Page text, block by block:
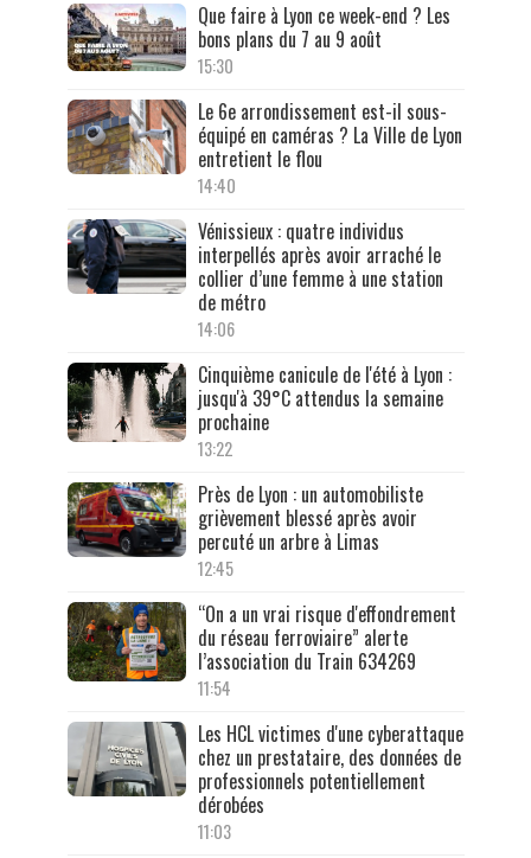
Que faire à Lyon ce week-end ? Les
bons plans du 7 au 9 août
15:30
Le 6e arrondissement est-il sous-
équipé en caméras ? La Ville de Lyon
entretient le flou
14:40
Vénissieux : quatre individus
interpellés après avoir arraché le
collier d’une femme à une station
de métro
14:06
Cinquième canicule de l'été à Lyon :
jusqu'à 39°C attendus la semaine
prochaine
13:22
Près de Lyon : un automobiliste
grièvement blessé après avoir
percuté un arbre à Limas
12:45
“On a un vrai risque d'effondrement
du réseau ferroviaire” alerte
l’association du Train 634269
11:54
Les HCL victimes d'une cyberattaque
chez un prestataire, des données de
professionnels potentiellement
dérobées
11:03